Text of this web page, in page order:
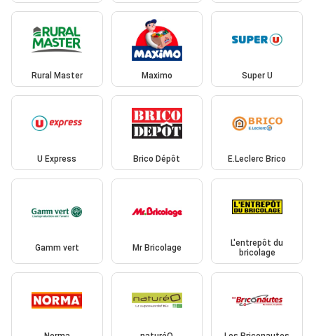
Rural Master Maximo Super U
U Express Brico Dépôt E.Leclerc Brico
Gamm vert Mr Bricolage
L'entrepôt du
bricolage